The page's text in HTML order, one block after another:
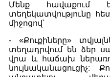
Մենք հավաքում
տեղեկատվությունը
միջոցով՝
- «Քուքիները»
տեղադրվում են ձեր
վրա և հաճախ
նույնականացուցիչ: